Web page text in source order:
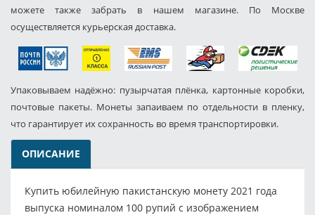
можете также забрать в нашем магазине. По Москве
осуществляется курьерская доставка.
Упаковываем надёжно: пузырчатая плёнка, картонные коробки,
почтовые пакеты. Монеты запаиваем по отдельности в пленку,
что гарантирует их сохранность во время транспортировки.
ОПИСАНИЕ
Купить юбилейную пакистанскую монету 2021 года
выпуска номиналом 100 рупий с изображением